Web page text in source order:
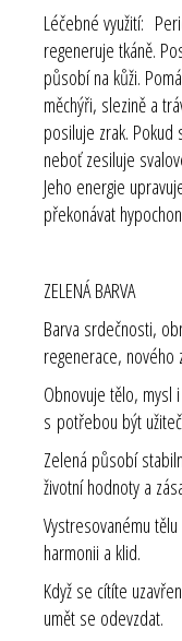
Léčebné využití:
regeneruje tkáně.
působí na kůži.
měchýři, slezině a
posiluje zrak.
neboť zesiluje
Jeho energie
překonávat
ZELENÁ BARVA
Barva srdečnosti,
regenerace, nového
Obnovuje tělo, mysl
s potřebou být
Zelená působí
životní hodnoty a
Vystresovanému
harmonii a klid.
Když se cítíte
umět se odevzdat.